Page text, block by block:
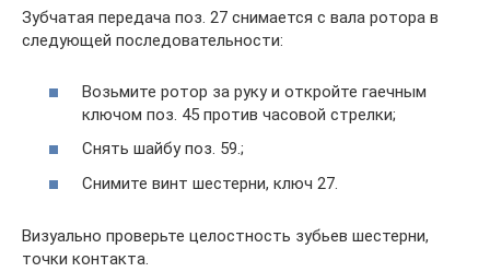
Зубчатая передача поз. 27 снимается с вала ротора в
следующей последовательности:
Возьмите ротор за руку и откройте гаечным
ключом поз. 45 против часовой стрелки;
Снять шайбу поз. 59.;
Снимите винт шестерни, ключ 27.
Визуально проверьте целостность зубьев шестерни,
точки контакта.